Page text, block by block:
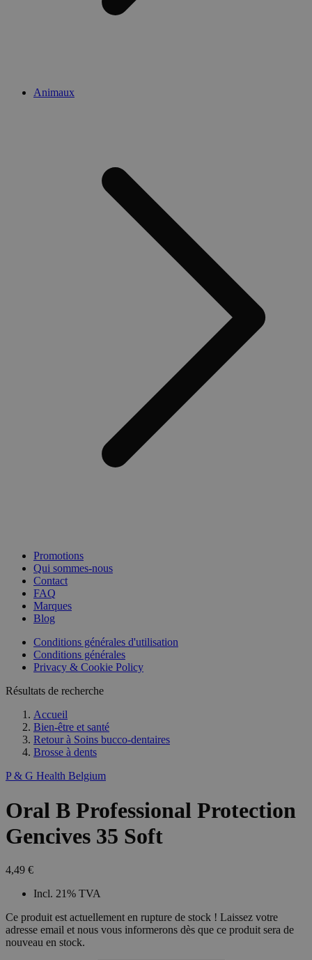
Animaux
Promotions
Qui sommes-nous
Contact
FAQ
Marques
Blog
Conditions générales d'utilisation
Conditions générales
Privacy & Cookie Policy
Résultats de recherche
Accueil
Bien-être et santé
Retour à Soins bucco-dentaires
Brosse à dents
P & G Health Belgium
Oral B Professional Protection
Gencives 35 Soft
4,49 €
Incl. 21% TVA
Ce produit est actuellement en rupture de stock ! Laissez votre
adresse email et nous vous informerons dès que ce produit sera de
nouveau en stock.